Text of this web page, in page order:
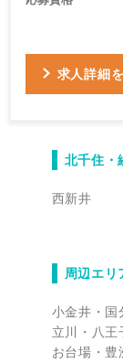
求人詳細
北千住・
西新井
周辺エリ
小金井・国
立川・八王
お台場・豊